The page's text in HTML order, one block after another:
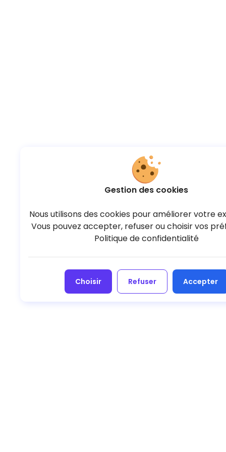
Gestion des cookies
Nous utilisons des cookies pour améliorer votre
Vous pouvez accepter, refuser ou choisir vos
Politique de confidentialité
Choisir Refuser Accepter